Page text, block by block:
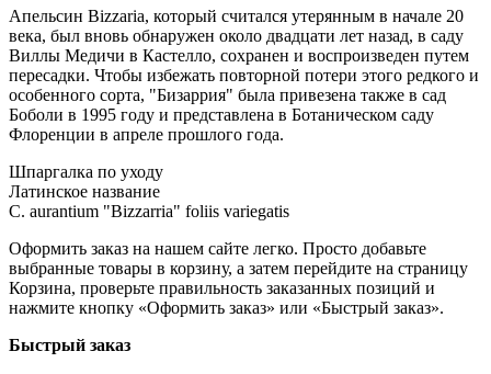
Апельсин Bizzaria, который считался утерянным в начале 20
века, был вновь обнаружен около двадцати лет назад, в саду
Виллы Медичи в Кастелло, сохранен и воспроизведен путем
пересадки. Чтобы избежать повторной потери этого редкого и
особенного сорта, "Бизаррия" была привезена также в сад
Боболи в 1995 году и представлена в Ботаническом саду
Флоренции в апреле прошлого года.
Шпаргалка по уходу
Латинское название
C. aurantium "Bizzarria" foliis variegatis
Оформить заказ на нашем сайте легко. Просто добавьте
выбранные товары в корзину, а затем перейдите на страницу
Корзина, проверьте правильность заказанных позиций и
нажмите кнопку «Оформить заказ» или «Быстрый заказ».
Быстрый заказ